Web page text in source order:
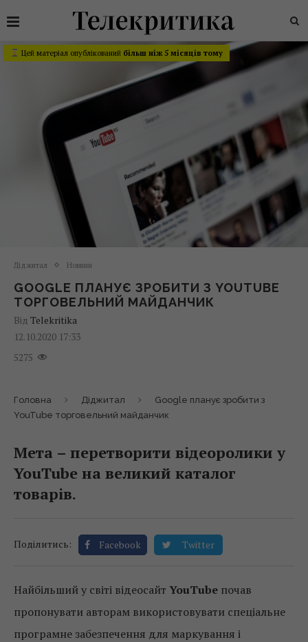
Цей матеріал опублікований більш ніж 5 місяців тому
Діджитал Новини
GOOGLE ПЛАНУЄ ЗРОБИТИ З YOUTUBE
ТОРГОВЕЛЬНИЙ МАЙДАНЧИК
Від Telekritika
12.10.2020 17:33
5275
Головна Діджитал
Google планує зробити з
YouTube торговельний майданчик
Мета – перетворити відеоролики у
YouTube на великий каталог
товарів.
Поділитись: Facebook Twitter
Найбільший у світі відеосайт YouTube почав
пропонувати авторам використовувати спеціальне
програмне забезпечення для маркування і